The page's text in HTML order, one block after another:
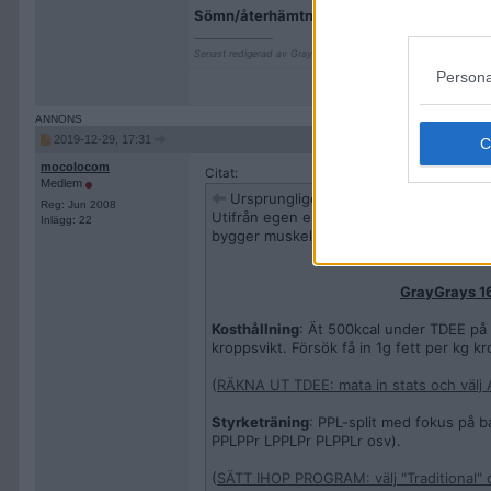
Sömn/återhämtning
Senast redigerad av GrayGray 2019-11-12 kl. 23:57.
2019-12-29, 17:31
mocolocom
Medlem
Reg: Jun 2008
Inlägg: 22
Citat:
Ursprungligen postat av
Utifrån egen erfarenhet har jag nu tagit
bygger muskelmassa och träningsrutin.
GrayGrays
Kosthållning: Ät 500kcal under TDEE
kroppsvikt. Försök få in 1g fett per kg
(RÄKNA UT TDEE: mata in stats och välj
Styrketräning: PPL-split med fokus på
PPLPPr LPPLPr PLPPLr osv).
(SÄTT IHOP PROGRAM: välj